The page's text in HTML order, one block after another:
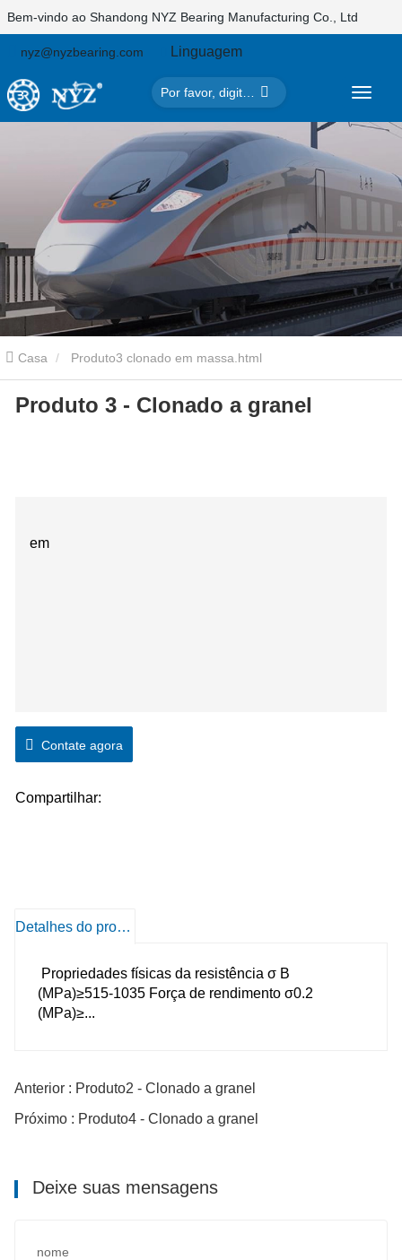
Bem-vindo ao Shandong NYZ Bearing Manufacturing Co., Ltd
nyz@nyzbearing.com Linguagem
Casa Produto3 clonado em massa.html
Produto 3 - Clonado a granel
em
Contate agora
Compartilhar:
Detalhes do produto
Propriedades físicas da resistência σ B
(MPa)≥515-1035 Força de rendimento σ0.2
(MPa)≥...
Anterior : Produto2 - Clonado a granel
Próximo : Produto4 - Clonado a granel
Deixe suas mensagens
nome